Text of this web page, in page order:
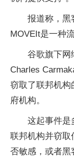
报道称，黑
MOVEIt是一种
谷歌旗下网
Charles
窃取了联邦机构
府机构。
这起事件是
联邦机构并窃取
否敏感，或者黑